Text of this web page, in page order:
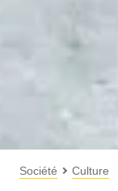
Société Culture